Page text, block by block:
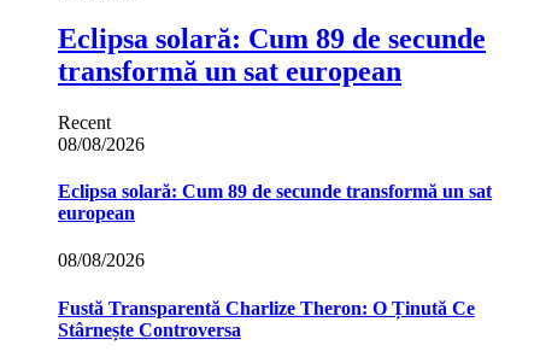
Eclipsa solară: Cum 89 de secunde
transformă un sat european
Recent
08/08/2026
Eclipsa solară: Cum 89 de secunde transformă un sat
european
08/08/2026
Fustă Transparentă Charlize Theron: O Ținută Ce
Stârnește Controversa